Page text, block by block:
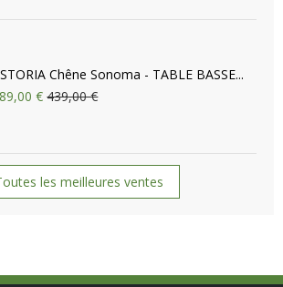
Chêne Sonoma - TABLE BASSE...
€ 439,00 €
les meilleures ventes